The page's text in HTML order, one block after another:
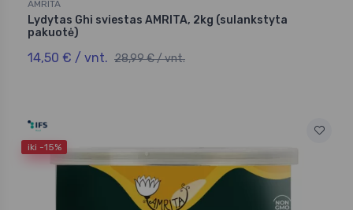
AMRITA
Lydytas Ghi sviestas AMRITA, 2kg (sulankstyta
pakuotė)
14,50 € / vnt. 28,99 € / vnt.
iki -15%